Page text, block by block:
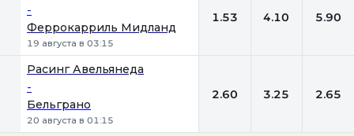
-
Феррокарриль Мидланд
19 августа в 03:15
1.53 4.10 5.90
Расинг Авельянеда
-
Бельграно
20 августа в 01:15
2.60 3.25 2.65